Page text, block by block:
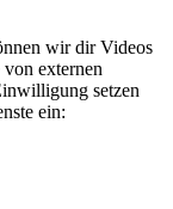
wir dir Videos
externen
setzen
ein: